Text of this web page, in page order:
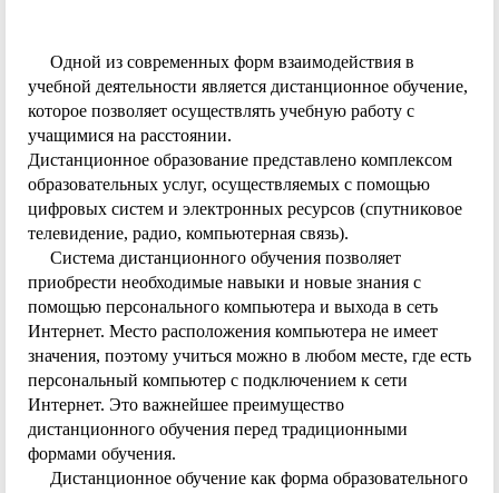
Одной из современных форм взаимодействия в
учебной деятельности является дистанционное обучение,
которое позволяет осуществлять учебную работу с
учащимися на расстоянии.
Дистанционное образование представлено комплексом
образовательных услуг, осуществляемых с помощью
цифровых систем и электронных ресурсов (спутниковое
телевидение, радио, компьютерная связь).
Система дистанционного обучения позволяет
приобрести необходимые навыки и новые знания с
помощью персонального компьютера и выхода в сеть
Интернет. Место расположения компьютера не имеет
значения, поэтому учиться можно в любом месте, где есть
персональный компьютер с подключением к сети
Интернет. Это важнейшее преимущество
дистанционного обучения перед традиционными
формами обучения.
Дистанционное обучение как форма образовательного